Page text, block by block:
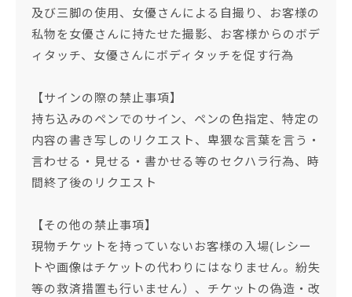
及び三脚の使用、女優さんによる自撮り、お客様の
私物を女優さんに持たせた撮影、お客様からのボデ
ィタッチ、女優さんにボディタッチを促す行為
【サインの際の禁止事項】
持ち込みのペンでのサイン、ペンの色指定、特定の
内容の書き写しのリクエスト、卑猥な言葉を言う・
言わせる・見せる・書かせる等のセクハラ行為、時
間終了後のリクエスト
【その他の禁止事項】
現物チケットを持っていないお客様の入場(レシー
トや画像はチケットの代わりにはなりません。紛失
等の救済措置も行いません）、チケットの偽造・改